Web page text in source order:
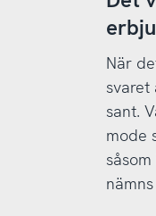
När
sant.
mode